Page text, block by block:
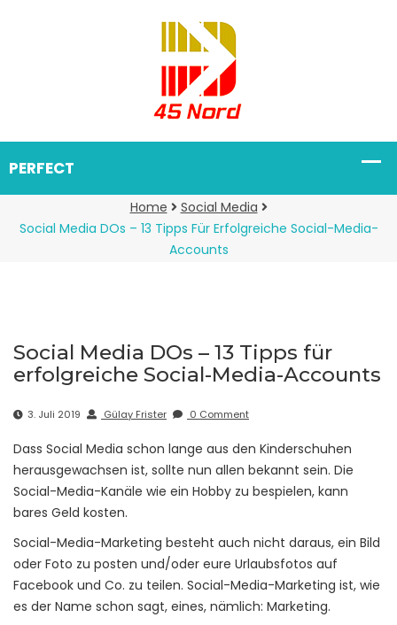
Home
Social Media
Social Media DOs – 13 Tipps Für Erfolgreiche Social-Media-
Accounts
Social Media DOs – 13 Tipps für
erfolgreiche Social-Media-Accounts
3. Juli 2019 Gülay Frister 0 Comment
Dass Social Media schon lange aus den Kinderschuhen
herausgewachsen ist, sollte nun allen bekannt sein. Die
Social-Media-Kanäle wie ein Hobby zu bespielen, kann
bares Geld kosten.
Social-Media-Marketing besteht auch nicht daraus, ein Bild
oder Foto zu posten und/oder eure Urlaubsfotos auf
Facebook und Co. zu teilen. Social-Media-Marketing ist, wie
es der Name schon sagt, eines, nämlich: Marketing.